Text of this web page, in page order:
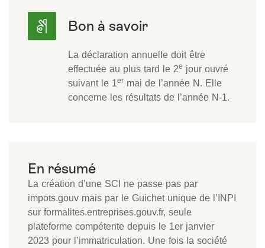
La déclaration annuelle doit être
effectuée au plus tard le 2e jour ouvré
suivant le 1er mai de l’année N. Elle
concerne les résultats de l’année N-1.
La création d’une SCI ne passe pas par
impots.gouv mais par le Guichet unique de l’INPI
sur formalites.entreprises.gouv.fr, seule
plateforme compétente depuis le 1er janvier
2023 pour l’immatriculation. Une fois la société